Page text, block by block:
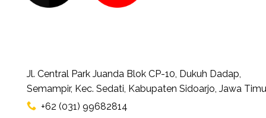
Jl. Central Park Juanda Blok CP-10, Dukuh Dadap,
Semampir, Kec. Sedati, Kabupaten Sidoarjo, Jawa
+62 (031) 99682814